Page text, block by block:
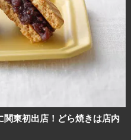
東初出店！どら焼きは店内